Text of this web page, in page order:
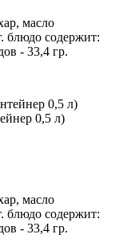
масло
блюдо содержит:
- 33,4 гр.
0,5 л)
масло
блюдо содержит:
- 33,4 гр.